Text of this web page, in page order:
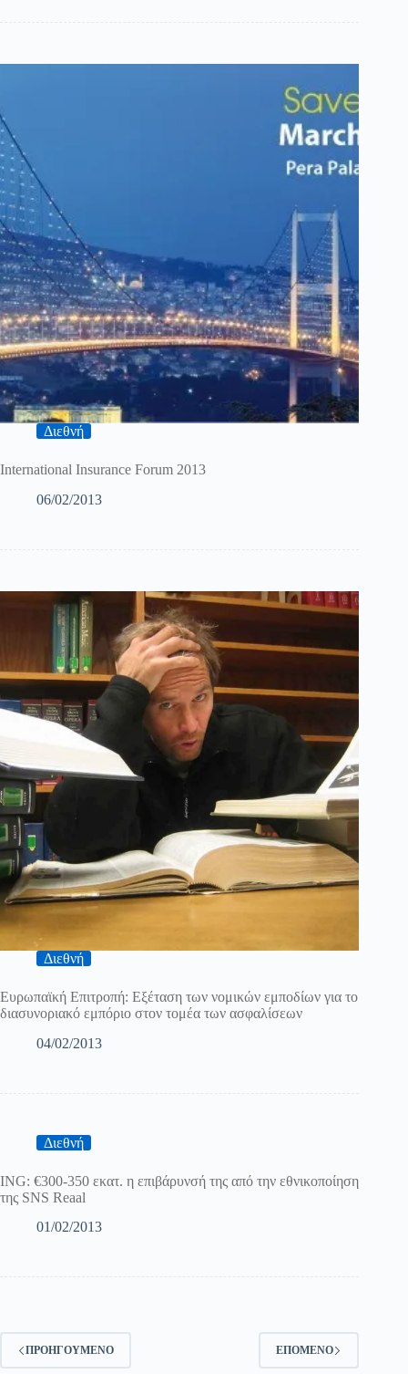
Διεθνή
International Insurance Forum 2013
06/02/2013
Διεθνή
Ευρωπαϊκή Επιτροπή: Εξέταση των νομικών εμποδίων για το
διασυνοριακό εμπόριο στον τομέα των ασφαλίσεων
04/02/2013
Διεθνή
ING: €300-350 εκατ. η επιβάρυνσή της από την εθνικοποίηση
της SNS Reaal
01/02/2013
ΠΡΟΗΓΟΎΜΕΝΟ ΕΠΌΜΕΝΟ